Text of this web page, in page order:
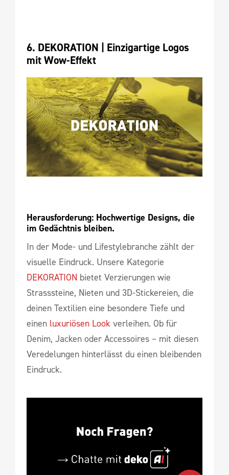
6. DEKORATION | Einzigartige Logos
mit Wow-Effekt
Herausforderung: Hochwertige Designs, die
im Gedächtnis bleiben.
In der Mode- und Lifestylebranche zählt der
visuelle Eindruck. Unsere Kategorie
DEKORATION bietet Verzierungen wie
Strasssteine, Nieten und 3D-Stickereien, die
deinen Textilien eine besondere Tiefe und
einen luxuriösen Look verleihen. Ob für
Denim, Jacken oder Accessoires – mit diesen
Veredelungen hinterlässt du einen bleibenden
Eindruck.